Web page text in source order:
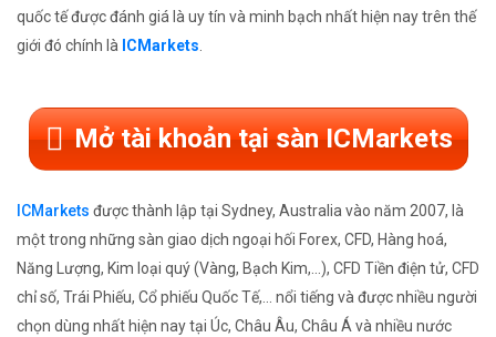
quốc tế được đánh giá là uy tín và minh bạch nhất hiện nay trên thế
giới đó chính là ICMarkets.
Mở tài khoản tại sàn ICMarkets
ICMarkets được thành lập tại Sydney, Australia vào năm 2007, là
một trong những sàn giao dịch ngoại hối Forex, CFD, Hàng hoá,
Năng Lượng, Kim loại quý (Vàng, Bạch Kim,...), CFD Tiền điện tử, CFD
chỉ số, Trái Phiếu, Cổ phiếu Quốc Tế,... nổi tiếng và được nhiều người
chọn dùng nhất hiện nay tại Úc, Châu Âu, Châu Á và nhiều nước